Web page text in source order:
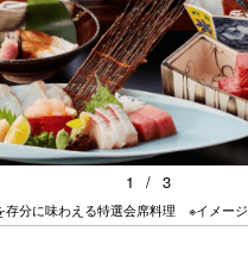
存分に味わえる特選会席料理 ※イメージ
1 / 3